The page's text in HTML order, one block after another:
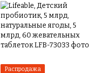
Распродажа